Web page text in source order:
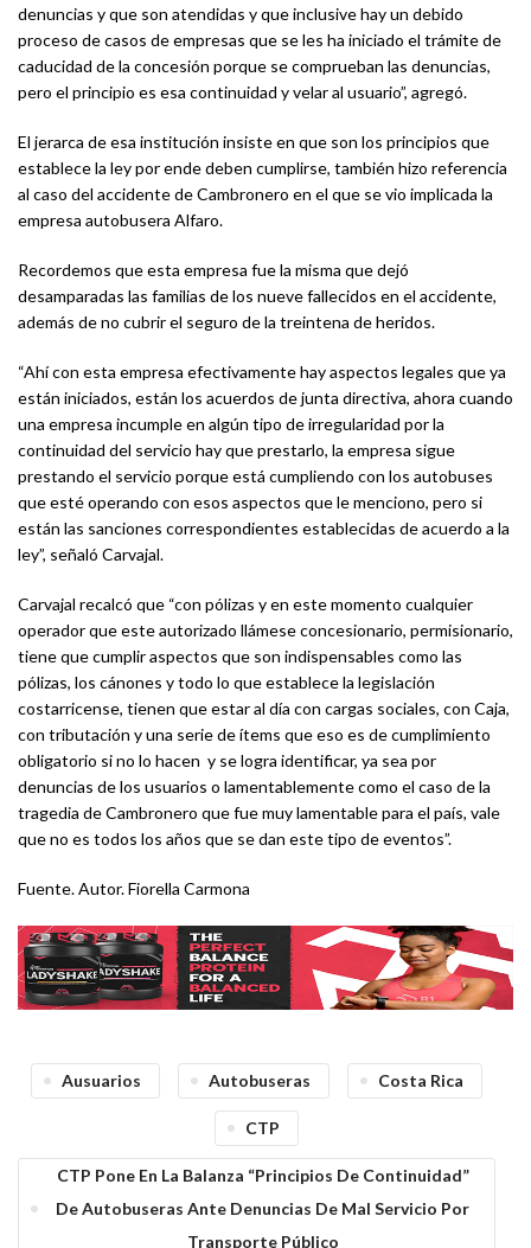
denuncias y que son atendidas y que inclusive hay un debido
proceso de casos de empresas que se les ha iniciado el trámite de
caducidad de la concesión porque se comprueban las denuncias,
pero el principio es esa continuidad y velar al usuario”, agregó.
El jerarca de esa institución insiste en que son los principios que
establece la ley por ende deben cumplirse, también hizo referencia
al caso del accidente de Cambronero en el que se vio implicada la
empresa autobusera Alfaro.
Recordemos que esta empresa fue la misma que dejó
desamparadas las familias de los nueve fallecidos en el accidente,
además de no cubrir el seguro de la treintena de heridos.
“Ahí con esta empresa efectivamente hay aspectos legales que ya
están iniciados, están los acuerdos de junta directiva, ahora cuando
una empresa incumple en algún tipo de irregularidad por la
continuidad del servicio hay que prestarlo, la empresa sigue
prestando el servicio porque está cumpliendo con los autobuses
que esté operando con esos aspectos que le menciono, pero si
están las sanciones correspondientes establecidas de acuerdo a la
ley”, señaló Carvajal.
Carvajal recalcó que “con pólizas y en este momento cualquier
operador que este autorizado llámese concesionario, permisionario,
tiene que cumplir aspectos que son indispensables como las
pólizas, los cánones y todo lo que establece la legislación
costarricense, tienen que estar al día con cargas sociales, con Caja,
con tributación y una serie de ítems que eso es de cumplimiento
obligatorio si no lo hacen y se logra identificar, ya sea por
denuncias de los usuarios o lamentablemente como el caso de la
tragedia de Cambronero que fue muy lamentable para el país, vale
que no es todos los años que se dan este tipo de eventos”.
Fuente. Autor. Fiorella Carmona
Ausuarios Autobuseras Costa Rica
CTP
CTP Pone En La Balanza “principios De Continuidad”
De Autobuseras Ante Denuncias De Mal Servicio Por
Transporte Público